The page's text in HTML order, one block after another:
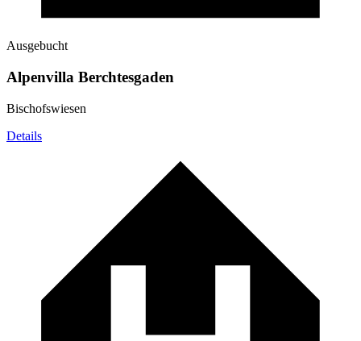
Ausgebucht
Alpenvilla Berchtesgaden
Bischofswiesen
Details